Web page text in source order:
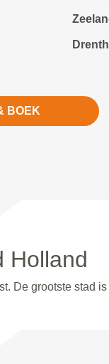
BOEK
Holland
De grootste stad